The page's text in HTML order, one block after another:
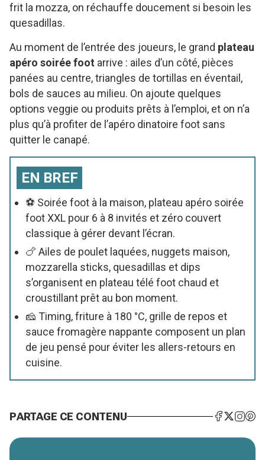
frit la mozza, on réchauffe doucement si besoin les
quesadillas.
Au moment de l’entrée des joueurs, le grand plateau
apéro soirée foot arrive : ailes d’un côté, pièces
panées au centre, triangles de tortillas en éventail,
bols de sauces au milieu. On ajoute quelques
options veggie ou produits prêts à l’emploi, et on n’a
plus qu’à profiter de l’apéro dinatoire foot sans
quitter le canapé.
EN BREF
⚽ Soirée foot à la maison, plateau apéro soirée
foot XXL pour 6 à 8 invités et zéro couvert
classique à gérer devant l’écran.
🍗 Ailes de poulet laquées, nuggets maison,
mozzarella sticks, quesadillas et dips
s’organisent en plateau télé foot chaud et
croustillant prêt au bon moment.
🧀 Timing, friture à 180 °C, grille de repos et
sauce fromagère nappante composent un plan
de jeu pensé pour éviter les allers-retours en
cuisine.
PARTAGE CE CONTENU